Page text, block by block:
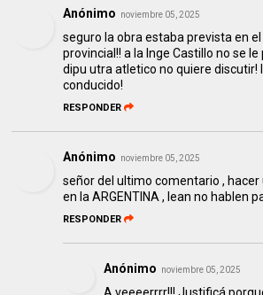
Anónimo noviembre 05, 2025
seguro la obra estaba prevista en
provincial!! a la Inge Castillo no se le
dipu utra atletico no quiere discutir!
conducido!
RESPONDER
Anónimo noviembre 05, 2025
señor del ultimo comentario , hacer
en la ARGENTINA , lean no hablen
RESPONDER
Anónimo noviembre 05, 2025